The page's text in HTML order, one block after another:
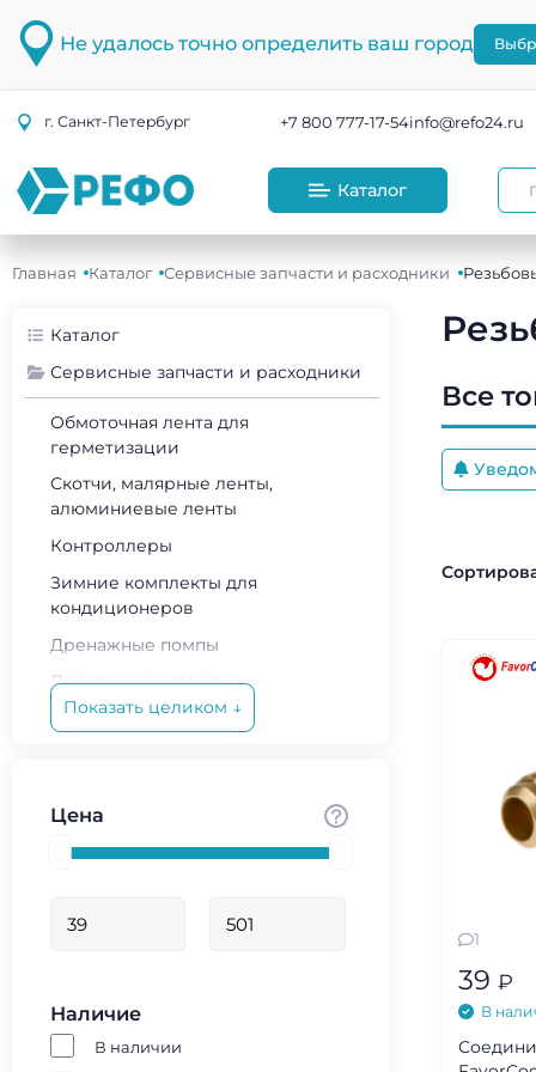
Не удалось точно определить ваш город
г.Санкт-Петербург +7 800 777-17-54info@refo24.ru
Каталог
Главная Каталог Сервисные запчасти и расходники
Каталог
Сервисные запчасти и расходники
Обмоточная лента для
герметизации
Скотчи, малярные ленты,
алюминиевые ленты
Контроллеры
Зимние комплекты для
кондиционеров
Дренажные помпы
Дренажные шланги
Двигатель вентилятора
Вентилятор в сборе
Решетка
Капиллярная трубка
Резьбовые переходники
Показать целиком ↓
Цена
Наличие
В наличии
Все
1
39 ₽
В